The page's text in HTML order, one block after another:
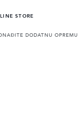
STORE
DODATNU OPREMU